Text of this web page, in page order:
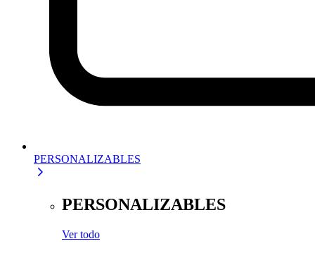
PERSONALIZABLES
PERSONALIZABLES
Ver todo